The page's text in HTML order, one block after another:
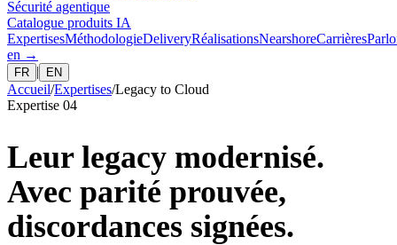
Sécurité agentique
Catalogue produits IA
ExpertisesMéthodologieDeliveryRéalisationsNearshoreCarrières
en →
FR | EN
Accueil/Expertises/Legacy to Cloud
Expertise 04
Leur legacy modernisé.
Avec parité prouvée,
discordances signées.